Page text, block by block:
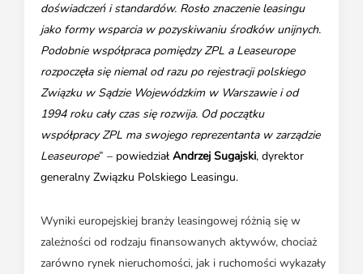
doświadczeń i standardów. Rosło znaczenie leasingu
jako formy wsparcia w pozyskiwaniu środków unijnych.
Podobnie współpraca pomiędzy ZPL a Leaseurope
rozpoczęła się niemal od razu po rejestracji polskiego
Związku w Sądzie Wojewódzkim w Warszawie i od
1994 roku cały czas się rozwija. Od początku
współpracy ZPL ma swojego reprezentanta w zarządzie
Leaseurope” – powiedział Andrzej Sugajski, dyrektor
generalny Związku Polskiego Leasingu.
Wyniki europejskiej branży leasingowej różnią się w
zależności od rodzaju finansowanych aktywów, chociaż
zarówno rynek nieruchomości, jak i ruchomości wykazały